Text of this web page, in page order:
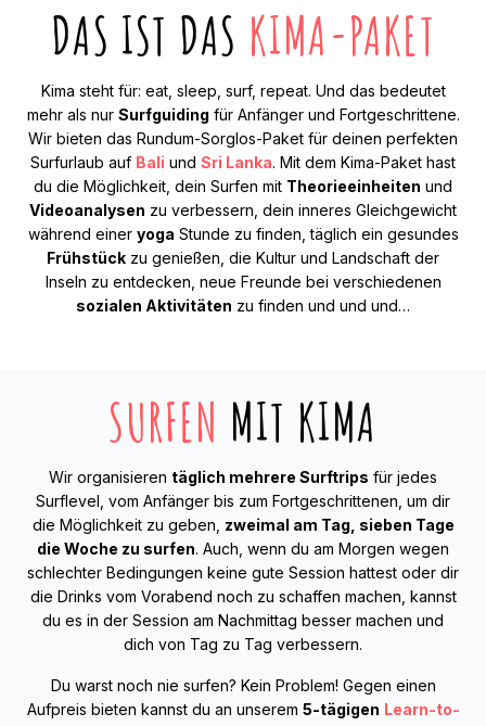
DAS IST DAS KIMA-PAKET
Kima steht für: eat, sleep, surf, repeat. Und das bedeutet
mehr als nur Surfguiding für Anfänger und Fortgeschrittene.
Wir bieten das Rundum-Sorglos-Paket für deinen perfekten
Surfurlaub auf Bali und Sri Lanka. Mit dem Kima-Paket hast
du die Möglichkeit, dein Surfen mit Theorieeinheiten und
Videoanalysen zu verbessern, dein inneres Gleichgewicht
während einer yoga Stunde zu finden, täglich ein gesundes
Frühstück zu genießen, die Kultur und Landschaft der
Inseln zu entdecken, neue Freunde bei verschiedenen
sozialen Aktivitäten zu finden und und und…
SURFEN MIT KIMA
Wir organisieren täglich mehrere Surftrips für jedes
Surflevel, vom Anfänger bis zum Fortgeschrittenen, um dir
die Möglichkeit zu geben, zweimal am Tag, sieben Tage
die Woche zu surfen. Auch, wenn du am Morgen wegen
schlechter Bedingungen keine gute Session hattest oder dir
die Drinks vom Vorabend noch zu schaffen machen, kannst
du es in der Session am Nachmittag besser machen und
dich von Tag zu Tag verbessern.
Du warst noch nie surfen? Kein Problem! Gegen einen
Aufpreis bieten kannst du an unserem 5-tägigen Learn-to-